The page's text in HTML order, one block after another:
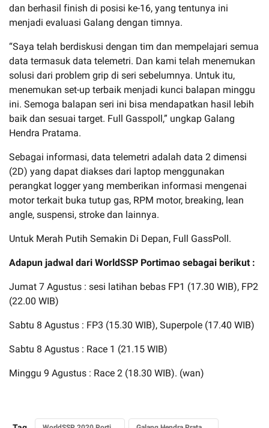
dan berhasil finish di posisi ke-16, yang tentunya ini
menjadi evaluasi Galang dengan timnya.
“Saya telah berdiskusi dengan tim dan mempelajari semua
data termasuk data telemetri. Dan kami telah menemukan
solusi dari problem grip di seri sebelumnya. Untuk itu,
menemukan set-up terbaik menjadi kunci balapan minggu
ini. Semoga balapan seri ini bisa mendapatkan hasil lebih
baik dan sesuai target. Full Gasspoll,” ungkap Galang
Hendra Pratama.
Sebagai informasi, data telemetri adalah data 2 dimensi
(2D) yang dapat diakses dari laptop menggunakan
perangkat logger yang memberikan informasi mengenai
motor terkait buka tutup gas, RPM motor, breaking, lean
angle, suspensi, stroke dan lainnya.
Untuk Merah Putih Semakin Di Depan, Full GassPoll.
Adapun jadwal dari WorldSSP Portimao sebagai berikut :
Jumat 7 Agustus : sesi latihan bebas FP1 (17.30 WIB), FP2
(22.00 WIB)
Sabtu 8 Agustus : FP3 (15.30 WIB), Superpole (17.40 WIB)
Sabtu 8 Agustus : Race 1 (21.15 WIB)
Minggu 9 Agustus : Race 2 (18.30 WIB). (wan)